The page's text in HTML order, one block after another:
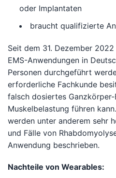
oder Implantaten
braucht qualifizierte
Seit dem 31. Dezember
EMS-Anwendungen in
Personen durchgeführt
erforderliche Fachkunde
falsch dosiertes
Muskelbelastung führen
werden unter anderem sehr
und Fälle von
Anwendung beschrieben.
Nachteile von Wearables: